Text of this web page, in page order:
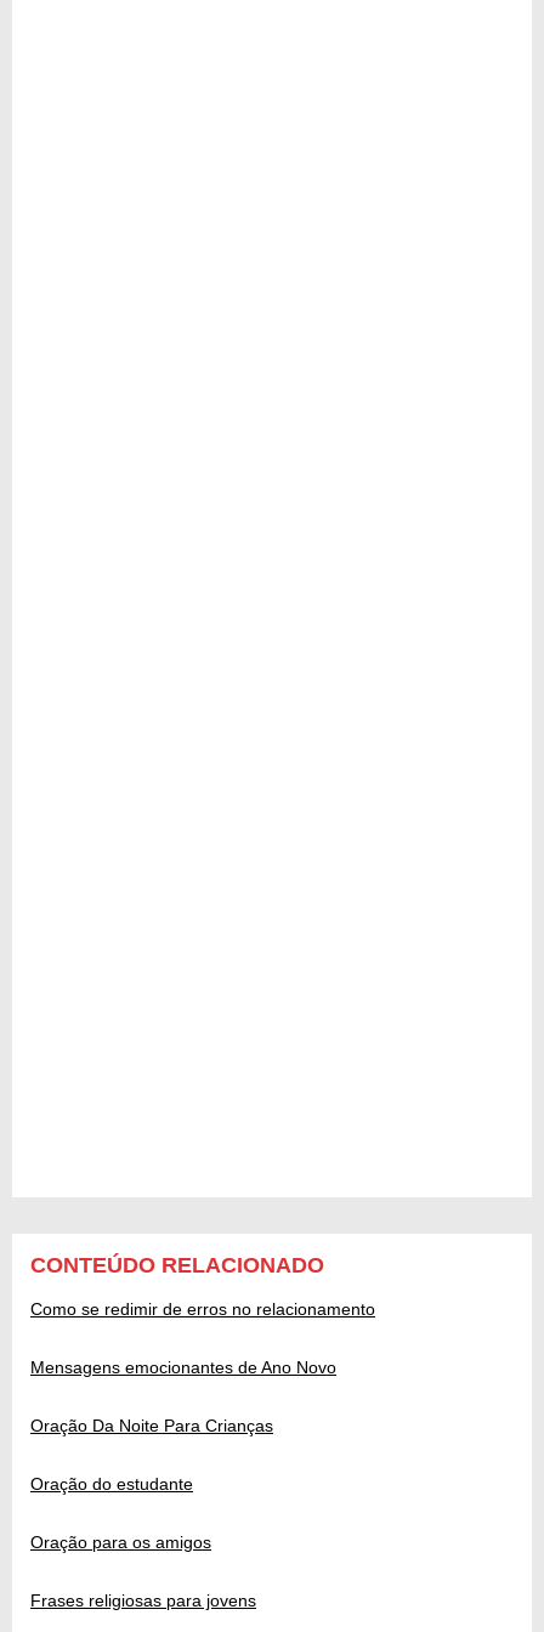
CONTEÚDO RELACIONADO
Como se redimir de erros no relacionamento
Mensagens emocionantes de Ano Novo
Oração Da Noite Para Crianças
Oração do estudante
Oração para os amigos
Frases religiosas para jovens